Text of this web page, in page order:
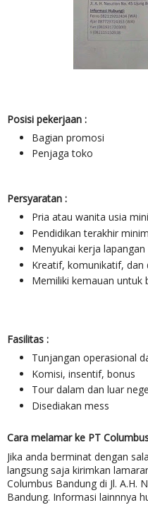
Posisi pekerjaan :
Bagian promosi
Penjaga toko
Persyaratan :
Pria atau wanita usia
Pendidikan terakhir
Menyukai kerja lapangan
Kreatif, komunikatif, dan
Memiliki kemauan untuk
Fasilitas :
Tunjangan operasional
Komisi, insentif, bonus
Tour dalam dan luar
Disediakan mess
Cara melamar ke PT
Jika anda berminat dengan
langsung saja kirimkan
Columbus Bandung di Jl. A.H.
Bandung. Informasi lainnnya